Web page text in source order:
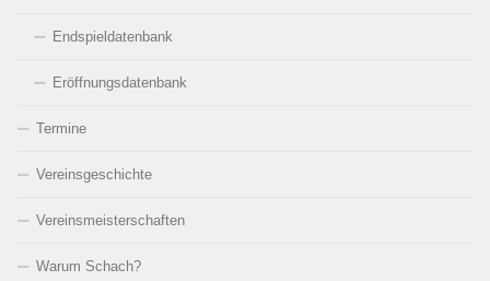
Endspieldatenbank
Eröffnungsdatenbank
Termine
Vereinsgeschichte
Vereinsmeisterschaften
Warum Schach?